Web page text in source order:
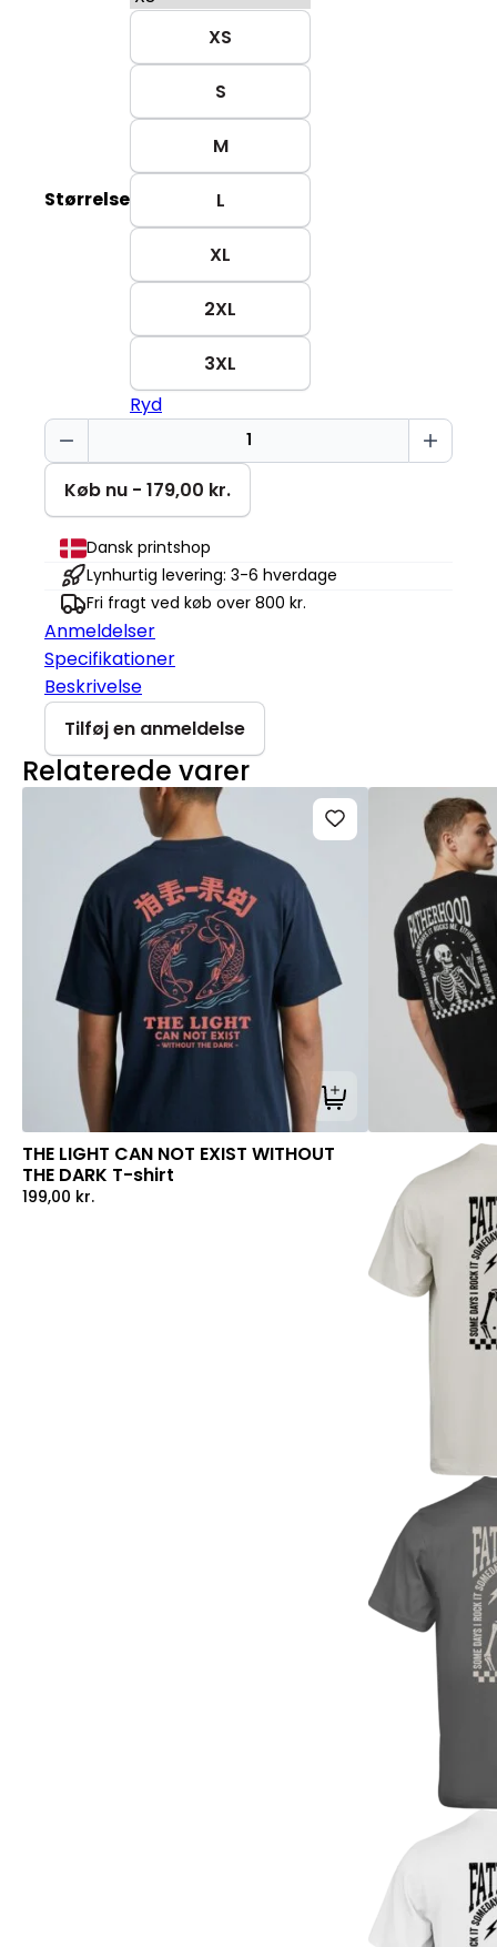
Størrelse
XS
S
M
L
XL
2XL
3XL
Ryd
Julenattrøje
Creator
2.0
antal
Køb nu - 179,00 kr.
Dansk printshop
Lynhurtig levering: 3-6 hverdage
Fri fragt ved køb over 800 kr.
Anmeldelser
Specifikationer
Beskrivelse
Tilføj en anmeldelse
Relaterede varer
Tilføj til kurv
THE LIGHT CAN NOT EXIST WITHOUT
THE DARK T-shirt
199,00 kr.